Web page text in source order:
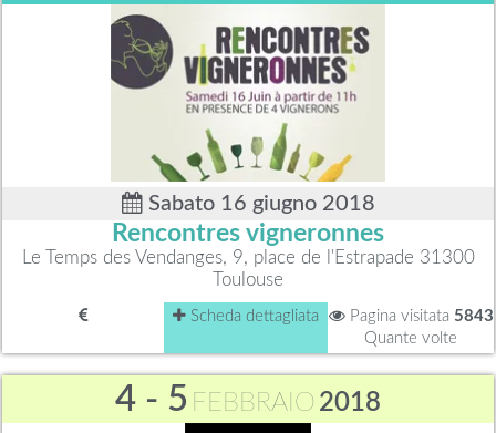
Sabato 16 giugno 2018
Rencontres vigneronnes
Le Temps des Vendanges, 9, place de l'Estrapade 31300
Toulouse
Scheda dettagliata Pagina visitata 5843
Quante volte
4 - 5 FEBBRAIO 2018